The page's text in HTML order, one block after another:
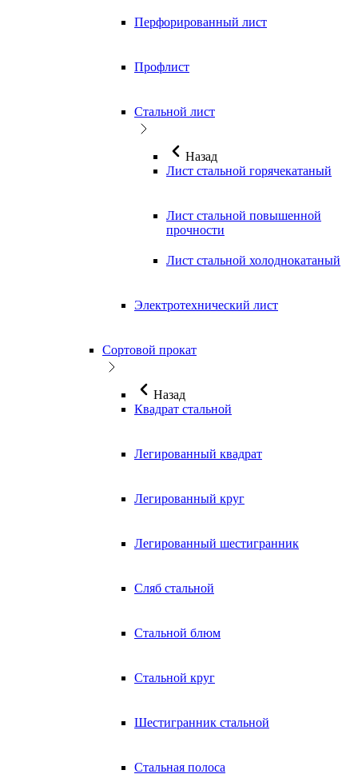
Перфорированный лист
Профлист
Стальной лист
Назад
Лист стальной горячекатаный
Лист стальной повышенной
прочности
Лист стальной холоднокатаный
Электротехнический лист
Сортовой прокат
Назад
Квадрат стальной
Легированный квадрат
Легированный круг
Легированный шестигранник
Сляб стальной
Стальной блюм
Стальной круг
Шестигранник стальной
Стальная полоса